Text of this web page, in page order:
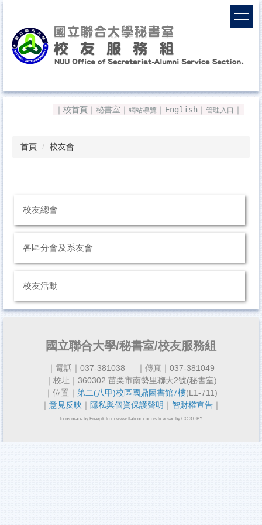
要
｜
校首頁 ｜ 秘書室 ｜ 網站導覽 ｜ English ｜ 管理入口
｜
首頁 校友會
校友總會
各區分會及系友會
校友活動
國立聯合大學/秘書室/校友服務組
｜電話｜037-381038
｜傳真｜037-381049
｜校址｜360302 苗栗市南勢里聯大2號(秘書室)
｜位置｜ 第二(八甲)校區國鼎圖書館7樓(L1-711)
｜ 意見反映 ｜ 隱私與個資保護聲明 ｜ 智財權宣告 ｜
Icons made by Freepik from www.flaticon.com is licensed by CC 3.0 BY